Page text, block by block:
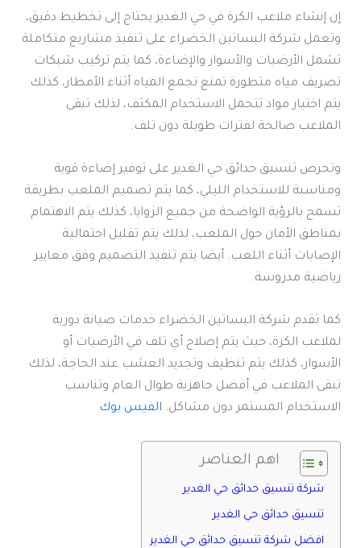
إن إنشاء ملاعب الكرة في حي الغدير يحتاج إلى تخطيط دقيق،
وتعمل شركة البساتين الخضراء على تنفيذ مشاريع متكاملة
تشمل الأرضيات والأسوار والإضاءة، كما يتم تركيب شبكات
تصريف مياه متطورة تمنع تجمع المياه أثناء الأمطار، كذلك
يتم اختيار مواد تتحمل الاستخدام المكثف، لذلك تبقى
الملاعب صالحة لفترات طويلة دون تلف.
وتحرص تنسيق حدائق حي الغدير على توفير إضاءة قوية
ومناسبة للاستخدام الليلي، كما يتم تصميم الملعب بطريقة
تسمح بالرؤية الواضحة من جميع الزوايا، كذلك يتم الاهتمام
بمناطق الأمان حول الملعب، لذلك يتم تقليل احتمالية
الإصابات أثناء اللعب. أيضا يتم تنفيذ التصميم وفق معايير
رياضية مدروسة.
كما تقدم شركة البساتين الخضراء خدمات صيانة دورية
لملاعب الكرة، حيث يتم إصلاح أي تلف في الأرضيات أو
الأسوار، كذلك يتم تنظيف وتجديد العشب عند الحاجة، لذلك
تبقى الملاعب في أفضل جاهزية طوال العام وتناسب
الاستخدام المستمر دون مشاكل. الفيس بوك
اهم العناصر
شركة تنسيق حدائق حي الغدير
تنسيق حدائق حي الغدير
افضل شركة تنسيق حدائق حي الغدير